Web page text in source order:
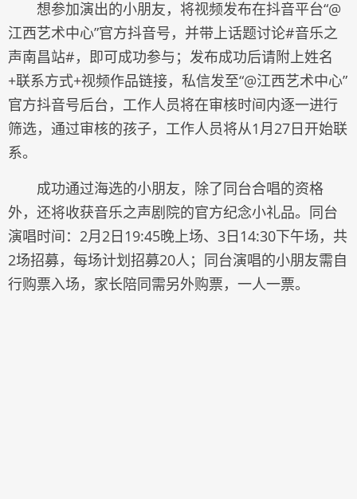
想参加演出的小朋友，将视频发布在抖音平台“@
江西艺术中心”官方抖音号，并带上话题讨论#音乐之
声南昌站#，即可成功参与；发布成功后请附上姓名
+联系方式+视频作品链接，私信发至“@江西艺术中心”
官方抖音号后台，工作人员将在审核时间内逐一进行
筛选，通过审核的孩子，工作人员将从1月27日开始联
系。
成功通过海选的小朋友，除了同台合唱的资格
外，还将收获音乐之声剧院的官方纪念小礼品。同台
演唱时间：2月2日19:45晚上场、3日14:30下午场，共
2场招募，每场计划招募20人；同台演唱的小朋友需自
行购票入场，家长陪同需另外购票，一人一票。